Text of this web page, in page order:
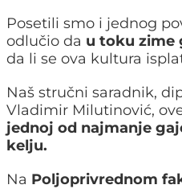
Posetili smo i jednog
odlučio da u toku zime
da li se ova kultura
Naš stručni saradnik,
Vladimir Milutinović,
jednoj od najmanje
kelju.
Na Poljoprivrednom